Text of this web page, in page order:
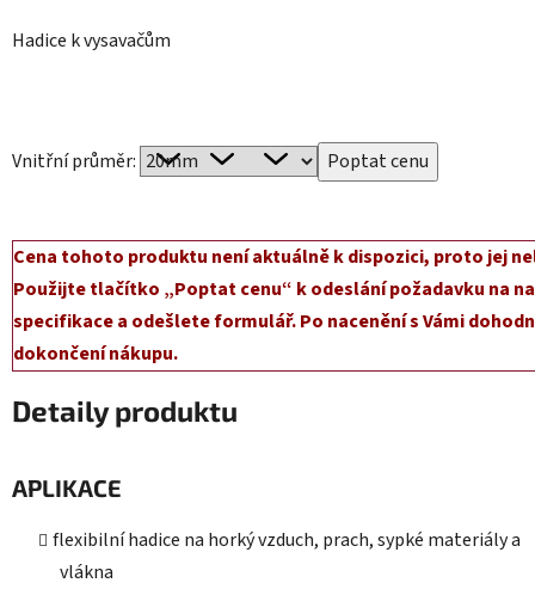
Hadice k vysavačům
Vnitřní průměr:
Cena tohoto produktu není aktuálně k dispozici, proto jej
Použijte tlačítko „Poptat cenu“ k odeslání požadavku na
specifikace a odešlete formulář. Po nacenění s Vámi
dokončení nákupu.
Detaily produktu
APLIKACE
flexibilní hadice na horký vzduch, prach, sypké materiály a
vlákna